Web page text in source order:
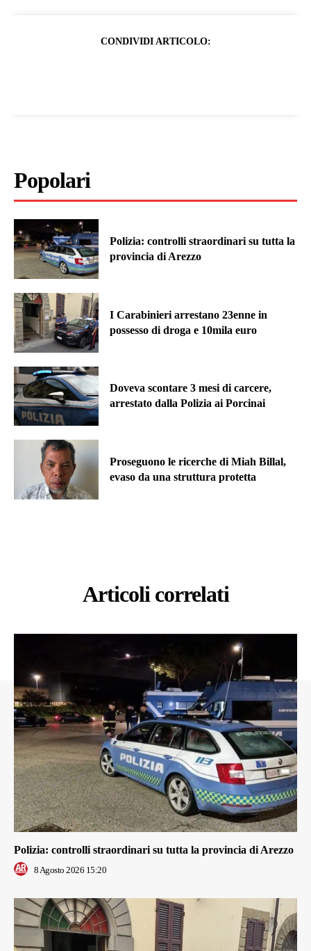
CONDIVIDI ARTICOLO:
Popolari
Polizia: controlli straordinari su tutta la
provincia di Arezzo
I Carabinieri arrestano 23enne in
possesso di droga e 10mila euro
Doveva scontare 3 mesi di carcere,
arrestato dalla Polizia ai Porcinai
Proseguono le ricerche di Miah Billal,
evaso da una struttura protetta
Articoli correlati
Polizia: controlli straordinari su tutta la provincia di Arezzo
8 Agosto 2026 15:20